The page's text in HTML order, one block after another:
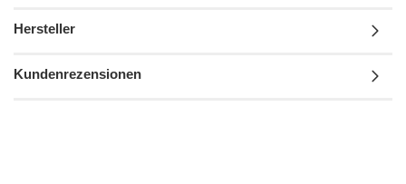
Hersteller
Kundenrezensionen